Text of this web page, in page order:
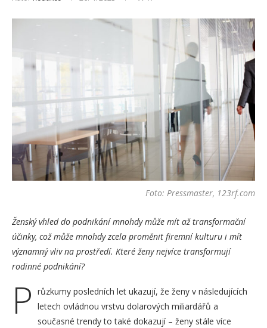
Foto: Pressmaster, 123rf.com
Ženský vhled do podnikání mnohdy může mít až transformační
účinky, což může mnohdy zcela proměnit firemní kulturu i mít
významný vliv na prostředí. Které ženy nejvíce transformují
rodinné podnikání?
P růzkumy posledních let ukazují, že ženy v následujících
letech ovládnou vrstvu dolarových miliardářů a
současné trendy to také dokazují – ženy stále více